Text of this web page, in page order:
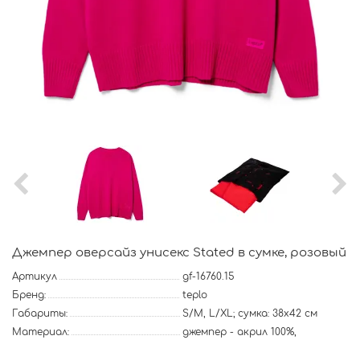
Джемпер оверсайз унисекс Stated в сумке, розовый
Артикул
gf-16760.15
Бренд:
teplo
Габариты:
S/M, L/XL; сумка: 38х42 см
Материал:
джемпер - акрил 100%,